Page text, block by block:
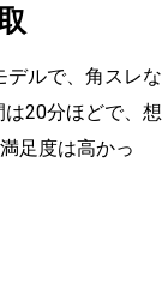
デルで、角スレな
20分ほどで、想
足度は高かっ